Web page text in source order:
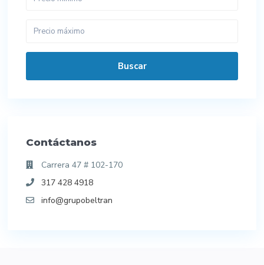
Buscar
Contáctanos
Carrera 47 # 102-170
317 428 4918
info@grupobeltran